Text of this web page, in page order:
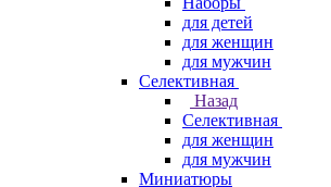
для детей
для женщин
для мужчин
Селективная
Назад
Селективная
для женщин
для мужчин
Миниатюры